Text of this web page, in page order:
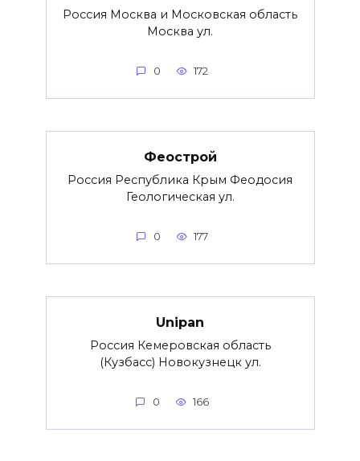
Россия Москва и Московская область
Москва ул.
0 172
Феострой
Россия Республика Крым Феодосия
Геологическая ул.
0 177
Unipan
Россия Кемеровская область
(Кузбасс) Новокузнецк ул.
0 166